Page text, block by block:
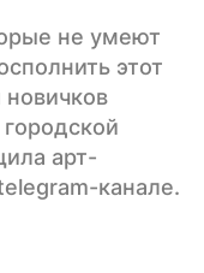
не умеют
этот
арт-
канале.